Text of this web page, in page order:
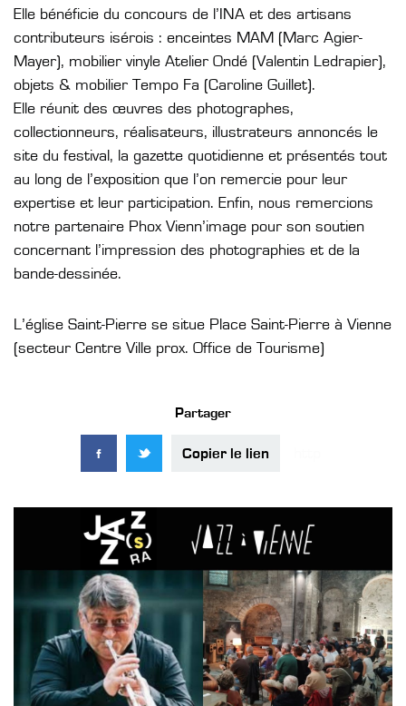
Elle bénéficie du concours de l’INA et des artisans
contributeurs isérois : enceintes MAM (Marc Agier-
Mayer), mobilier vinyle Atelier Ondé (Valentin Ledrapier),
objets & mobilier Tempo Fa (Caroline Guillet).
Elle réunit des œuvres des photographes,
collectionneurs, réalisateurs, illustrateurs annoncés le
site du festival, la gazette quotidienne et présentés tout
au long de l’exposition que l’on remercie pour leur
expertise et leur participation. Enfin, nous remercions
notre partenaire Phox Vienn’image pour son soutien
concernant l’impression des photographies et de la
bande-dessinée.
L’église Saint-Pierre se situe Place Saint-Pierre à Vienne
(secteur Centre Ville prox. Office de Tourisme)
Partager
Copier le lien